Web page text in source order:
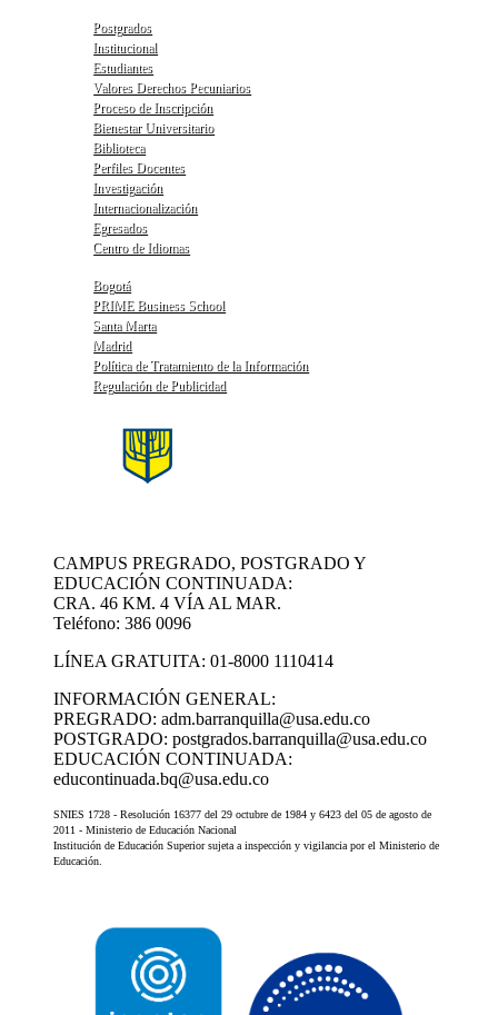
Postgrados
Institucional
Estudiantes
Valores Derechos Pecuniarios
Proceso de Inscripción
Bienestar Universitario
Biblioteca
Perfiles Docentes
Investigación
Internacionalización
Egresados
Centro de Idiomas
Bogotá
PRIME Business School
Santa Marta
Madrid
Política de Tratamiento de la Información
Regulación de Publicidad
CAMPUS PREGRADO, POSTGRADO Y
EDUCACIÓN CONTINUADA:
CRA. 46 KM. 4 VÍA AL MAR.
Teléfono: 386 0096
LÍNEA GRATUITA: 01-8000 1110414
INFORMACIÓN GENERAL:
PREGRADO: adm.barranquilla@usa.edu.co
POSTGRADO: postgrados.barranquilla@usa.edu.co
EDUCACIÓN CONTINUADA:
educontinuada.bq@usa.edu.co
SNIES 1728 - Resolución 16377 del 29 octubre de 1984 y 6423 del 05 de agosto de
2011 - Ministerio de Educación Nacional
Institución de Educación Superior sujeta a inspección y vigilancia por el Ministerio de
Educación.